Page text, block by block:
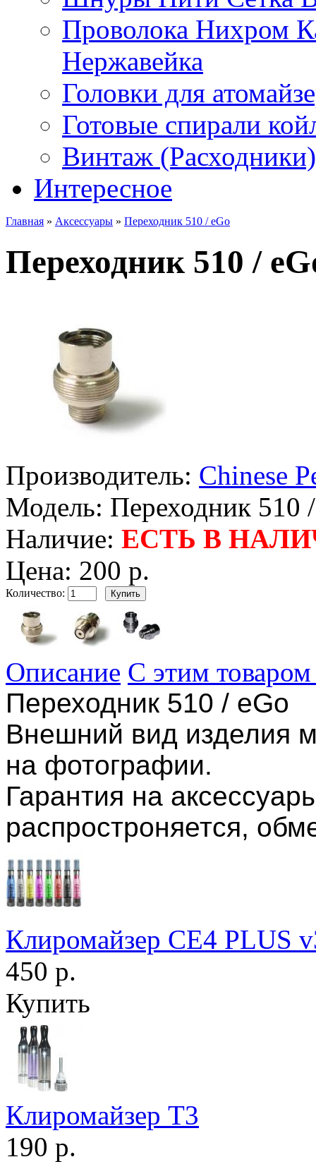
Проволока Нихром
Нержавейка
Головки для
Готовые спирали
Винтаж (Расходники)
Интересное
Главная » Аксессуары » Переходник 510 / eGo
Переходник 510 /
Производитель: Chinese
Модель: Переходник 510
Наличие: ЕСТЬ В
Цена: 200 р.
Количество:
Описание С этим
Переходник 510 / eGo
Внешний вид изделия
на фотографии.
Гарантия на
распростроняется,
Клиромайзер CE4 PLUS
450 р.
Купить
Клиромайзер T3
190 р.